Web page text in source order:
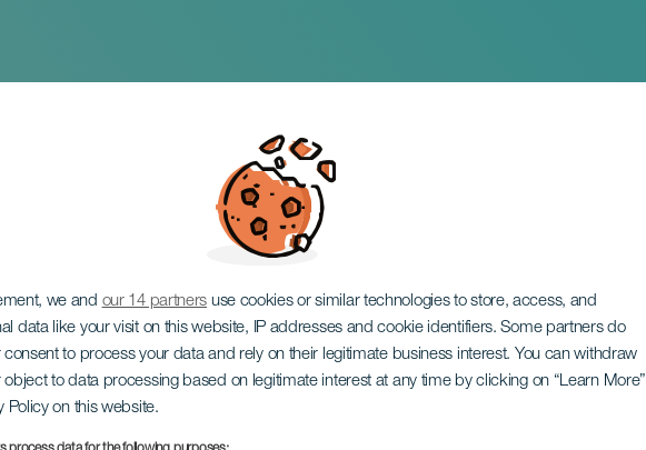
we and our 14 partners use cookies or similar technologies to store, access, and
data like your visit on this website, IP addresses and cookie identifiers. Some partners do
to process your data and rely on their legitimate business interest. You can withdraw
to data processing based on legitimate interest at any time by clicking on “Learn More”
Policy on this website.
Quartet - Festival
Canarias Jazz y Más